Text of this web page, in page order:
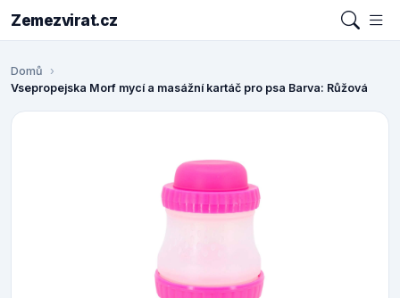
Zemezvirat.cz
Domů
Vsepropejska Morf mycí a masážní kartáč pro psa Barva: Růžová